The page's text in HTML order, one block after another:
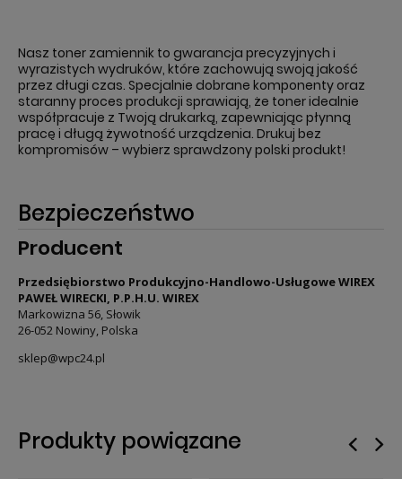
Nasz toner zamiennik to gwarancja precyzyjnych i
wyrazistych wydruków, które zachowują swoją jakość
przez długi czas. Specjalnie dobrane komponenty oraz
staranny proces produkcji sprawiają, że toner idealnie
współpracuje z Twoją drukarką, zapewniając płynną
pracę i długą żywotność urządzenia. Drukuj bez
kompromisów – wybierz sprawdzony polski produkt!
Bezpieczeństwo
Producent
Przedsiębiorstwo Produkcyjno-Handlowo-Usługowe WIREX
PAWEŁ WIRECKI, P.P.H.U. WIREX
Markowizna 56, Słowik
26-052 Nowiny, Polska
sklep@wpc24.pl
Produkty powiązane